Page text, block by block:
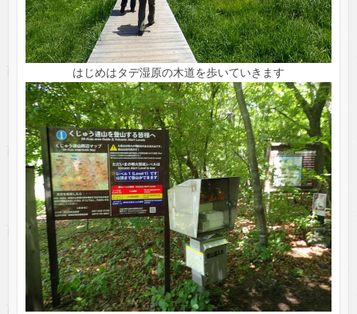
はじめはタデ湿原の木道を歩いていきます